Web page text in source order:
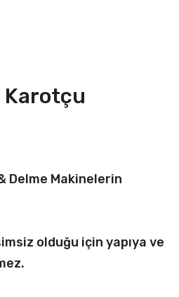
Delme Makinelerin
olduğu için yapıya ve